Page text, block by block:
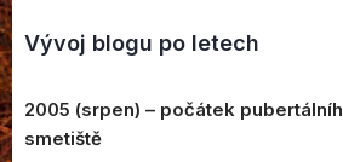
Vývoj blogu po letech
2005 (srpen) – počátek
smetiště